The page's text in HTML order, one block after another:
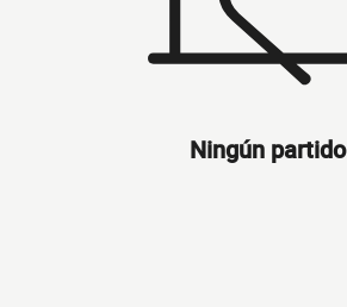
Ningún partido